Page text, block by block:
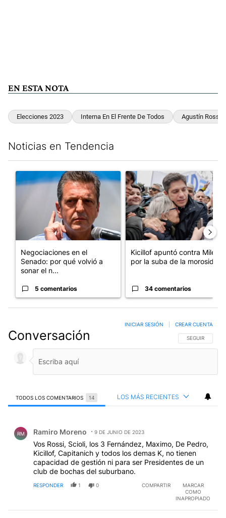
EN ESTA NOTA
Elecciones 2023 Interna En El Frente De Todos Agustín Rossi
Noticias en Tendencia
Un artículo de tendencia con el título "Negociaciones en el
Negociaciones en el
Senado: por qué volvió a
sonar el n...
5 comentarios
Un artículo de tendencia con
Kicillof apuntó contra Milei
por la suba de la morosida...
34 comentarios
Conversación SIGA ESTA
SEGUIR
INICIAR SESIÓN CREAR CUENTA
TODOS LOS COMENTARIOS 14 LOS MÁS RECIENTES
RM Ramiro Moreno 9 DE JUNIO DE 2023
Vos Rossi, Scioli, los 3 Fernández, Maximo, De Pedro,
Kicillof, Capitanich y todos los demas K, no tienen
capacidad de gestión ni para ser Presidentes de un
club de bochas del suburbano.
RESPONDER 1 0 COMPARTIR
MARCAR
COMO
INAPROPIADO